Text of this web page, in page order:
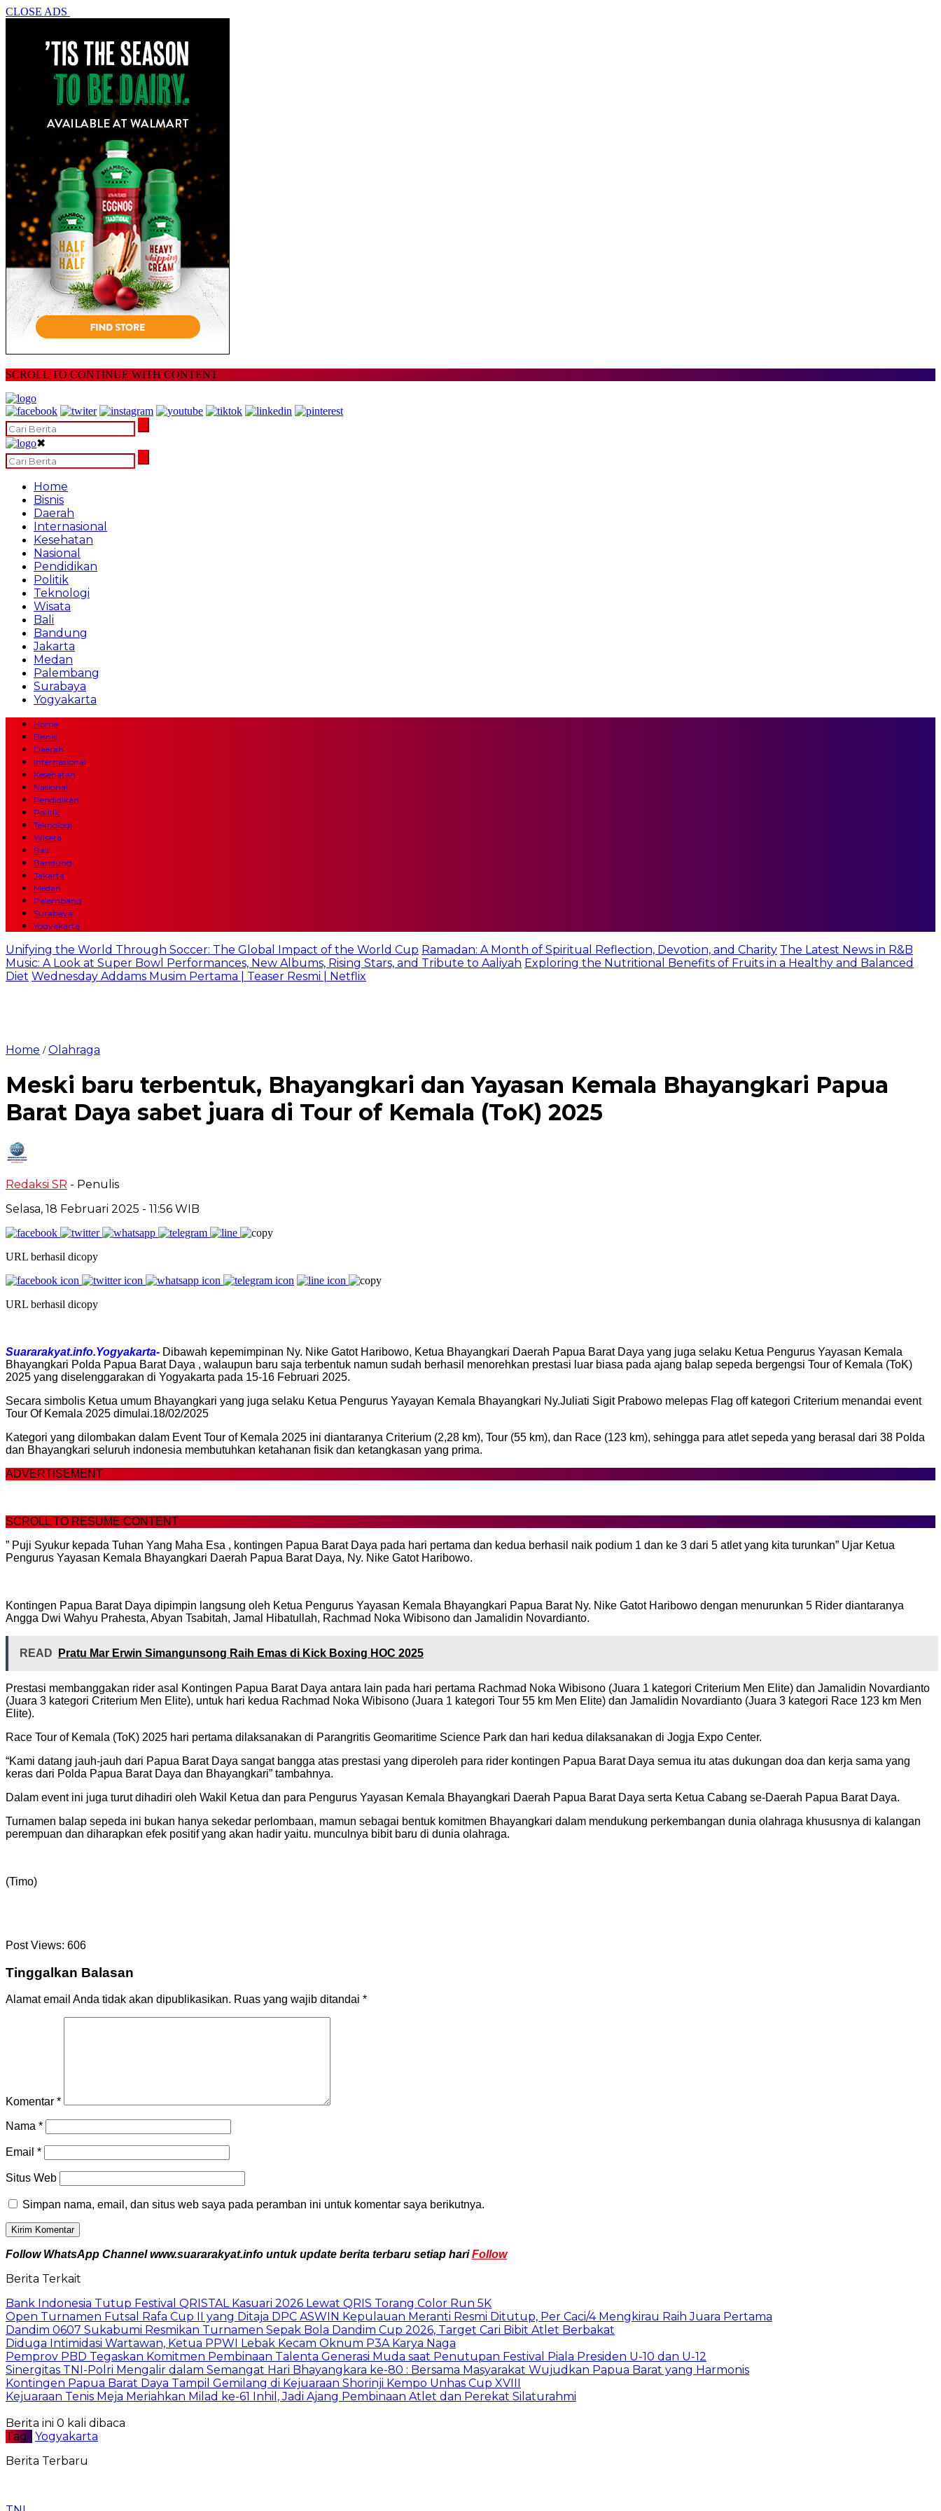
CLOSE ADS
SCROLL TO CONTINUE WITH CONTENT
✖
Home
Bisnis
Daerah
Internasional
Kesehatan
Nasional
Pendidikan
Politik
Teknologi
Wisata
Bali
Bandung
Jakarta
Medan
Palembang
Surabaya
Yogyakarta
Home
Bisnis
Daerah
Internasional
Kesehatan
Nasional
Pendidikan
Politik
Teknologi
Wisata
Bali
Bandung
Jakarta
Medan
Palembang
Surabaya
Yogyakarta
Unifying the World Through Soccer: The Global Impact of the World Cup Ramadan: A Month of Spiritual Reflection, Devotion, and Charity The Latest News in R&B
Music: A Look at Super Bowl Performances, New Albums, Rising Stars, and Tribute to Aaliyah Exploring the Nutritional Benefits of Fruits in a Healthy and Balanced
Diet Wednesday Addams Musim Pertama | Teaser Resmi | Netflix
Home /Olahraga
Meski baru terbentuk, Bhayangkari dan Yayasan Kemala Bhayangkari Papua
Barat Daya sabet juara di Tour of Kemala (ToK) 2025
Redaksi SR - Penulis
Selasa, 18 Februari 2025 - 11:56 WIB
URL berhasil dicopy
URL berhasil dicopy
Suararakyat.info.Yogyakarta- Dibawah kepemimpinan Ny. Nike Gatot Haribowo, Ketua Bhayangkari Daerah Papua Barat Daya yang juga selaku Ketua Pengurus Yayasan Kemala
Bhayangkari Polda Papua Barat Daya , walaupun baru saja terbentuk namun sudah berhasil menorehkan prestasi luar biasa pada ajang balap sepeda bergengsi Tour of Kemala (ToK)
2025 yang diselenggarakan di Yogyakarta pada 15-16 Februari 2025.
Secara simbolis Ketua umum Bhayangkari yang juga selaku Ketua Pengurus Yayayan Kemala Bhayangkari Ny.Juliati Sigit Prabowo melepas Flag off kategori Criterium menandai event
Tour Of Kemala 2025 dimulai.18/02/2025
Kategori yang dilombakan dalam Event Tour of Kemala 2025 ini diantaranya Criterium (2,28 km), Tour (55 km), dan Race (123 km), sehingga para atlet sepeda yang berasal dari 38 Polda
dan Bhayangkari seluruh indonesia membutuhkan ketahanan fisik dan ketangkasan yang prima.
ADVERTISEMENT
SCROLL TO RESUME CONTENT
” Puji Syukur kepada Tuhan Yang Maha Esa , kontingen Papua Barat Daya pada hari pertama dan kedua berhasil naik podium 1 dan ke 3 dari 5 atlet yang kita turunkan” Ujar Ketua
Pengurus Yayasan Kemala Bhayangkari Daerah Papua Barat Daya, Ny. Nike Gatot Haribowo.
Kontingen Papua Barat Daya dipimpin langsung oleh Ketua Pengurus Yayasan Kemala Bhayangkari Papua Barat Ny. Nike Gatot Haribowo dengan menurunkan 5 Rider diantaranya
Angga Dwi Wahyu Prahesta, Abyan Tsabitah, Jamal Hibatullah, Rachmad Noka Wibisono dan Jamalidin Novardianto.
READ Pratu Mar Erwin Simangunsong Raih Emas di Kick Boxing HOC 2025
Prestasi membanggakan rider asal Kontingen Papua Barat Daya antara lain pada hari pertama Rachmad Noka Wibisono (Juara 1 kategori Criterium Men Elite) dan Jamalidin Novardianto
(Juara 3 kategori Criterium Men Elite), untuk hari kedua Rachmad Noka Wibisono (Juara 1 kategori Tour 55 km Men Elite) dan Jamalidin Novardianto (Juara 3 kategori Race 123 km Men
Elite).
Race Tour of Kemala (ToK) 2025 hari pertama dilaksanakan di Parangritis Geomaritime Science Park dan hari kedua dilaksanakan di Jogja Expo Center.
“Kami datang jauh-jauh dari Papua Barat Daya sangat bangga atas prestasi yang diperoleh para rider kontingen Papua Barat Daya semua itu atas dukungan doa dan kerja sama yang
keras dari Polda Papua Barat Daya dan Bhayangkari” tambahnya.
Dalam event ini juga turut dihadiri oleh Wakil Ketua dan para Pengurus Yayasan Kemala Bhayangkari Daerah Papua Barat Daya serta Ketua Cabang se-Daerah Papua Barat Daya.
Turnamen balap sepeda ini bukan hanya sekedar perlombaan, mamun sebagai bentuk komitmen Bhayangkari dalam mendukung perkembangan dunia olahraga khususnya di kalangan
perempuan dan diharapkan efek positif yang akan hadir yaitu. munculnya bibit baru di dunia olahraga.
(Timo)
Post Views: 606
Tinggalkan Balasan
Alamat email Anda tidak akan dipublikasikan. Ruas yang wajib ditandai *
Komentar *
Nama *
Email *
Situs Web
Simpan nama, email, dan situs web saya pada peramban ini untuk komentar saya berikutnya.
Follow WhatsApp Channel www.suararakyat.info untuk update berita terbaru setiap hariFollow
Berita Terkait
Bank Indonesia Tutup Festival QRISTAL Kasuari 2026 Lewat QRIS Torang Color Run 5K
Open Turnamen Futsal Rafa Cup II yang Ditaja DPC ASWIN Kepulauan Meranti Resmi Ditutup, Per Caci/4 Mengkirau Raih Juara Pertama
Dandim 0607 Sukabumi Resmikan Turnamen Sepak Bola Dandim Cup 2026, Target Cari Bibit Atlet Berbakat
Diduga Intimidasi Wartawan, Ketua PPWI Lebak Kecam Oknum P3A Karya Naga
Pemprov PBD Tegaskan Komitmen Pembinaan Talenta Generasi Muda saat Penutupan Festival Piala Presiden U-10 dan U-12
Sinergitas TNI-Polri Mengalir dalam Semangat Hari Bhayangkara ke-80 : Bersama Masyarakat Wujudkan Papua Barat yang Harmonis
Kontingen Papua Barat Daya Tampil Gemilang di Kejuaraan Shorinji Kempo Unhas Cup XVIII
Kejuaraan Tenis Meja Meriahkan Milad ke-61 Inhil, Jadi Ajang Pembinaan Atlet dan Perekat Silaturahmi
Berita ini 0 kali dibaca
Tag : Yogyakarta
Berita Terbaru